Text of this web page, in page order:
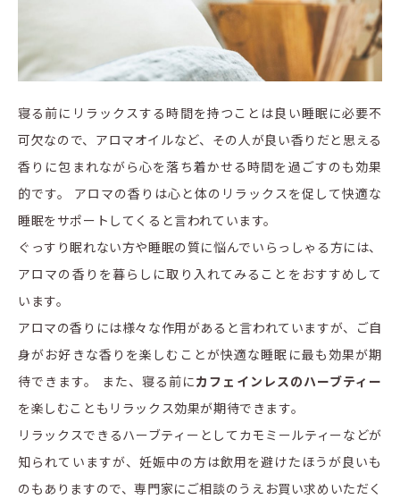
寝る前にリラックスする時間を持つことは良い睡眠に必要不
可欠なので、アロマオイルなど、その人が良い香りだと思える
香りに包まれながら心を落ち着かせる時間を過ごすのも効果
的です。 アロマの香りは心と体のリラックスを促して快適な
睡眠をサポートしてくると言われています。
ぐっすり眠れない方や睡眠の質に悩んでいらっしゃる方には、
アロマの香りを暮らしに取り入れてみることをおすすめして
います。
アロマの香りには様々な作用があると言われていますが、ご自
身がお好きな香りを楽しむことが快適な睡眠に最も効果が期
待できます。 また、寝る前にカフェインレスのハーブティー
を楽しむこともリラックス効果が期待できます。
リラックスできるハーブティーとしてカモミールティーなどが
知られていますが、妊娠中の方は飲用を避けたほうが良いも
のもありますので、専門家にご相談のうえお買い求めいただく